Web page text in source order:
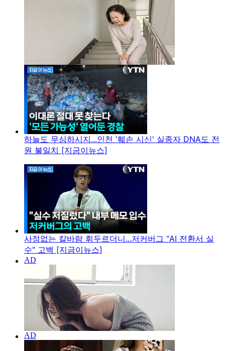
하늘도 무심하시지...인천 '훼손 시신' 실종자 DNA도 전
원 불일치 [지금이뉴스]
사정없는 칼바람 휘두르더니...저커버그 "AI 전환서 실
수" 고백 [지금이뉴스]